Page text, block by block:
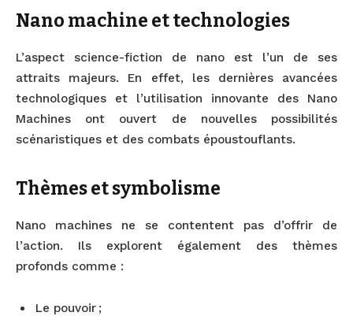
Nano machine et technologies
L’aspect science-fiction de nano est l’un de ses
attraits majeurs. En effet, les dernières avancées
technologiques et l’utilisation innovante des Nano
Machines ont ouvert de nouvelles possibilités
scénaristiques et des combats époustouflants.
Thèmes et symbolisme
Nano machines ne se contentent pas d’offrir de
l’action. Ils explorent également des thèmes
profonds comme :
Le pouvoir ;